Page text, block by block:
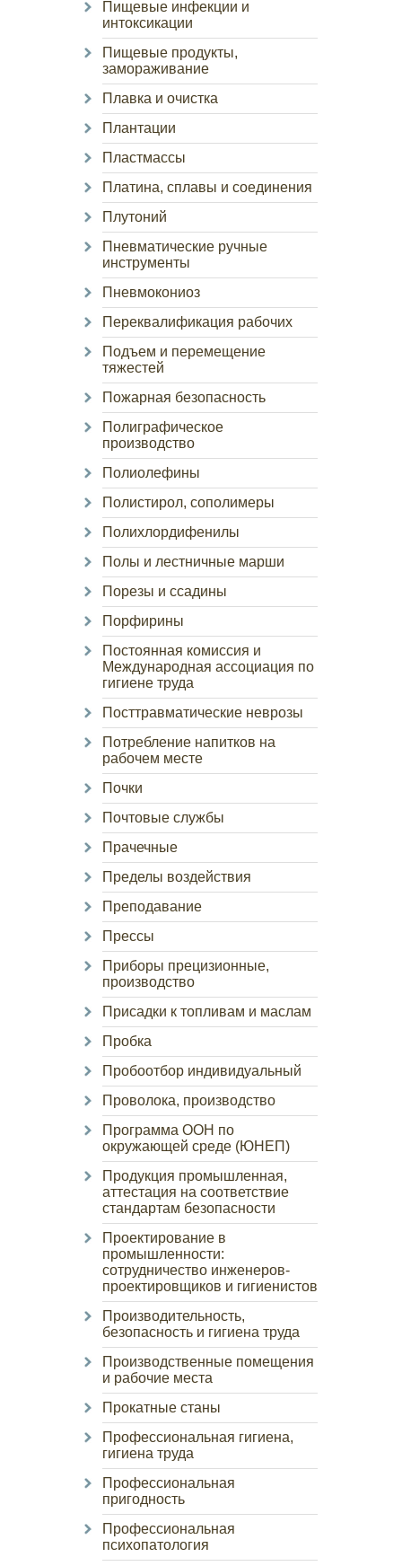
Пищевые инфекции и
интоксикации
Пищевые продукты,
замораживание
Плавка и очистка
Плантации
Пластмассы
Платина, сплавы и соединения
Плутоний
Пневматические ручные
инструменты
Пневмокониоз
Переквалификация рабочих
Подъем и перемещение
тяжестей
Пожарная безопасность
Полиграфическое
производство
Полиолефины
Полистирол, сополимеры
Полихлордифенилы
Полы и лестничные марши
Порезы и ссадины
Порфирины
Постоянная комиссия и
Международная ассоциация по
гигиене труда
Посттравматические неврозы
Потребление напитков на
рабочем месте
Почки
Почтовые службы
Прачечные
Пределы воздействия
Преподавание
Прессы
Приборы прецизионные,
производство
Присадки к топливам и маслам
Пробка
Пробоотбор индивидуальный
Проволока, производство
Программа ООН по
окружающей среде (ЮНЕП)
Продукция промышленная,
аттестация на соответствие
стандартам безопасности
Проектирование в
промышленности:
сотрудничество инженеров-
проектировщиков и гигиенистов
Производительность,
безопасность и гигиена труда
Производственные помещения
и рабочие места
Прокатные станы
Профессиональная гигиена,
гигиена труда
Профессиональная
пригодность
Профессиональная
психопатология